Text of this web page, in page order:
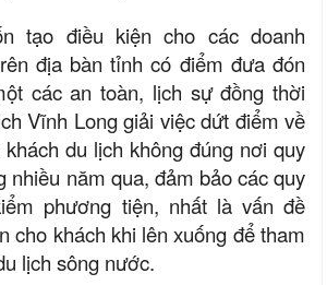
tạo điều kiện cho các doanh
địa bàn tỉnh có điểm đưa đón
các an toàn, lịch sự đồng thời
Vĩnh Long giải việc dứt điểm về
du lịch không đúng nơi quy
nhiều năm qua, đảm bảo các quy
phương tiện, nhất là vấn đề
cho khách khi lên xuống để tham
lịch sông nước.